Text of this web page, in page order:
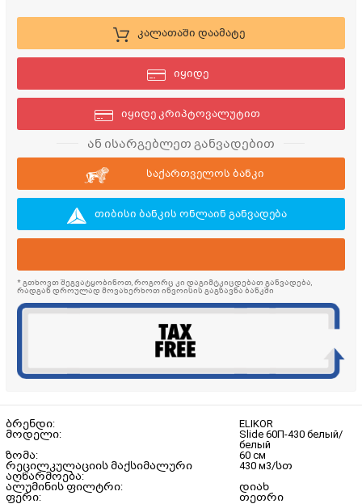
კალათაში დაამატე
იყიდე
იყიდე კრიპტოვალუტით
ან ისარგებლეთ განვადებით
საქართველოს ბანკი
თიბისი ბანკის ონლაინ განვადება
* გთხოვთ შეგვატყობინოთ, როგორც კი დაგიმტკიცდებათ განვადება,
რადგან დროულად მოვახერხოთ ინვოისის გაგზავნა ბანკში
ბრენდი:
ELIKOR
მოდელი:
Slide 60П-430 белый/
белый
ზომა:
60 см
რეცილკულაციის მაქსიმალური
აღწარმოება:
430 м3/სთ
ალუმინის ფილტრი:
დიახ
ფერი:
თეთრი